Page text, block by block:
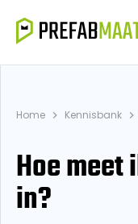
Home Kennisbank
Hoe meet
in?